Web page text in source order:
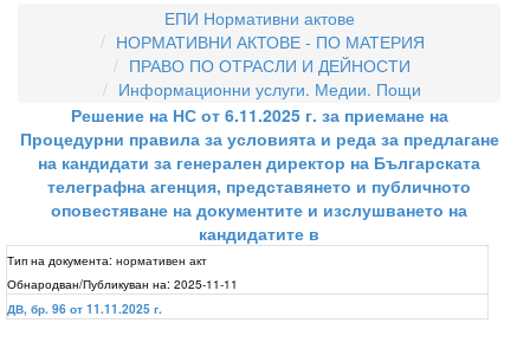
ЕПИ Нормативни актове
НОРМАТИВНИ АКТОВЕ - ПО МАТЕРИЯ
ПРАВО ПО ОТРАСЛИ И ДЕЙНОСТИ
Информационни услуги. Медии. Пощи
Решение на НС от 6.11.2025 г. за приемане на
Процедурни правила за условията и реда за предлагане
на кандидати за генерален директор на Българската
телеграфна агенция, представянето и публичното
оповестяване на документите и изслушването на
кандидатите в
Тип на документа: нормативен акт
Обнародван/Публикуван на: 2025-11-11
ДВ, бр. 96 от 11.11.2025 г.